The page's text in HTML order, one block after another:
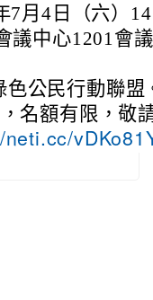
7月4日（六）
議中心1201會
色公民行動聯盟
名額有限，敬
neti.cc/